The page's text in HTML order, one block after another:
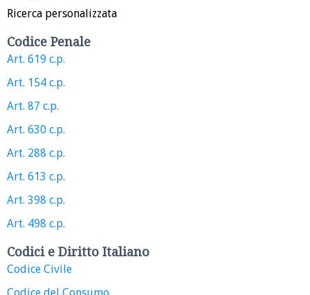
Ricerca personalizzata
Codice Penale
Art. 619 c.p.
Art. 154 c.p.
Art. 87 c.p.
Art. 630 c.p.
Art. 288 c.p.
Art. 613 c.p.
Art. 398 c.p.
Art. 498 c.p.
Codici e Diritto Italiano
Codice Civile